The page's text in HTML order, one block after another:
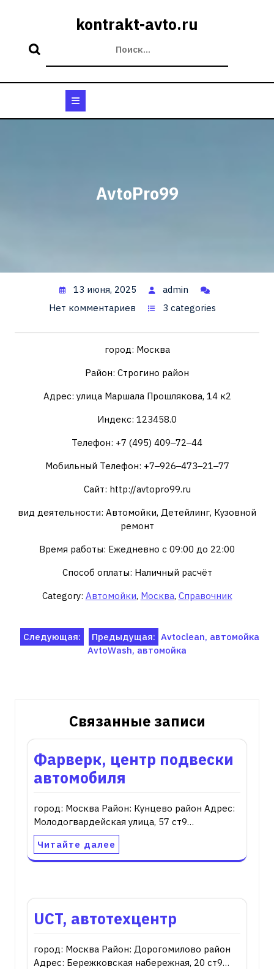
kontrakt-avto.ru
AvtoPro99
13 июня, 2025
admin
Нет комментариев
3 categories
город: Москва
Район: Строгино район
Адрес: улица Маршала Прошлякова, 14 к2
Индекс: 123458.0
Телефон: +7 (495) 409‒72‒44
Мобильный Телефон: +7‒926‒473‒21‒77
Сайт: http://avtopro99.ru
вид деятельности: Автомойки, Детейлинг, Кузовной
ремонт
Время работы: Ежедневно с 09:00 до 22:00
Способ оплаты: Наличный расчёт
Category: Автомойки, Москва, Справочник
НавигацияПредыдущая: Avtoclean, автомойка
Следующая:
AvtoWash, автомойка
Связанные записи
Фарверк, центр подвески
автомобиля
город: Москва Район: Кунцево район Адрес:
Молодогвардейская улица, 57 ст9…
Читайте далее
UCT, автотехцентр
город: Москва Район: Дорогомилово район
Адрес: Бережковская набережная, 20 ст9…